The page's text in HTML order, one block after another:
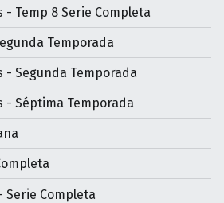
- Temp 8 Serie Completa
Temporada
- Segunda Temporada
- Séptima Temporada
Serie Completa